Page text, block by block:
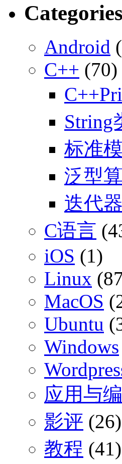
Categories
Android
C++ (70)
String
标准
泛型
迭代器
C语言
iOS (1)
Linux
MacOS
Ubuntu
Windows
应用与
影评 (26)
教程 (41)